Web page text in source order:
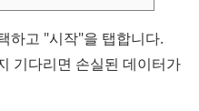
하고 "시작"을 탭합니다.
기다리면 손실된 데이터가